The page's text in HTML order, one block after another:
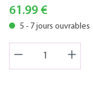
61.99 €
5 - 7 jours ouvrables